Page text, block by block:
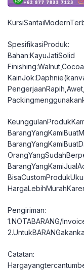
SpesifikasiProduk:
Bahan:KayuJatiSolid
Pengiriman:
1.NOTABARANG/
Catatan: